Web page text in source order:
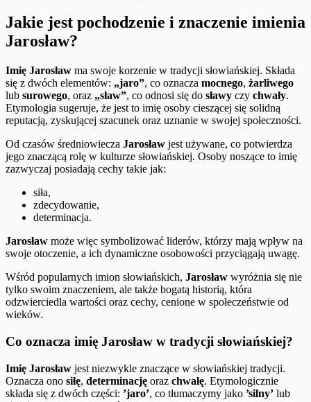
Jakie jest pochodzenie i znaczenie imienia
Jarosław?
Imię Jarosław ma swoje korzenie w tradycji słowiańskiej. Składa
się z dwóch elementów: „jaro”, co oznacza mocnego, żarliwego
lub surowego, oraz „sław”, co odnosi się do sławy czy chwały.
Etymologia sugeruje, że jest to imię osoby cieszącej się solidną
reputacją, zyskującej szacunek oraz uznanie w swojej społeczności.
Od czasów średniowiecza Jarosław jest używane, co potwierdza
jego znaczącą rolę w kulturze słowiańskiej. Osoby noszące to imię
zazwyczaj posiadają cechy takie jak:
siła,
zdecydowanie,
determinacja.
Jarosław może więc symbolizować liderów, którzy mają wpływ na
swoje otoczenie, a ich dynamiczne osobowości przyciągają uwagę.
Wśród popularnych imion słowiańskich, Jarosław wyróżnia się nie
tylko swoim znaczeniem, ale także bogatą historią, która
odzwierciedla wartości oraz cechy, cenione w społeczeństwie od
wieków.
Co oznacza imię Jarosław w tradycji słowiańskiej?
Imię Jarosław jest niezwykle znaczące w słowiańskiej tradycji.
Oznacza ono siłę, determinację oraz chwałę. Etymologicznie
składa się z dwóch części: ’jaro’, co tłumaczymy jako ’silny’ lub